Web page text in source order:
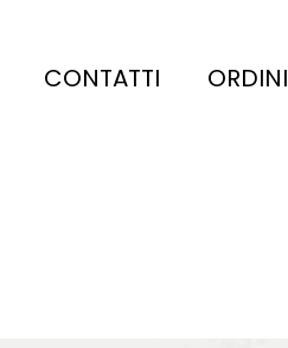
CONTATTI ORDINI